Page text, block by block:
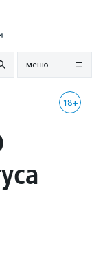
меню
18+